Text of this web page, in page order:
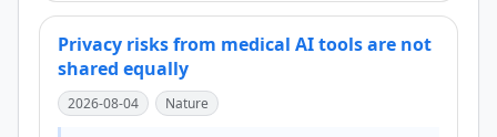
Privacy risks from medical AI tools are not
shared equally
2026-08-04 Nature